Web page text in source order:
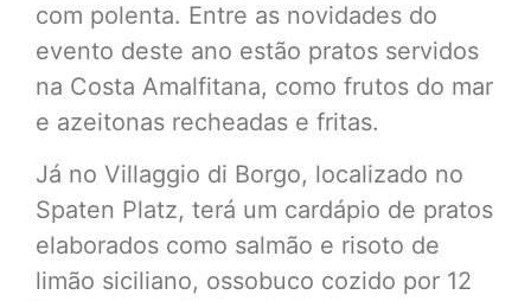
com polenta. Entre as novidades do
evento deste ano estão pratos servidos
na Costa Amalfitana, como frutos do mar
e azeitonas recheadas e fritas.
Já no Villaggio di Borgo, localizado no
Spaten Platz, terá um cardápio de pratos
elaborados como salmão e risoto de
limão siciliano, ossobuco cozido por 12